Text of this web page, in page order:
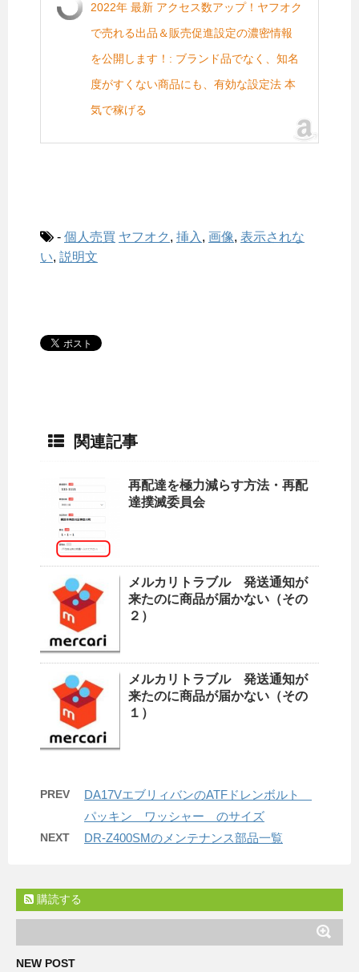
2022年 最新 アクセス数アップ！ヤフオク
で売れる出品＆販売促進設定の濃密情報
を公開します！: ブランド品でなく、知名
度がすくない商品にも、有効な設定法 本
気で稼げる
- 個人売買 ヤフオク , 挿入 , 画像, 表示されな
い, 説明文
関連記事
再配達を極力減らす方法・再配
達撲滅委員会
メルカリトラブル 発送通知が
来たのに商品が届かない（その
２）
メルカリトラブル 発送通知が
来たのに商品が届かない（その
１）
PREV
DA17VエブリィバンのATFドレンボルト
パッキン ワッシャー のサイズ
NEXT DR-Z400SMのメンテナンス部品一覧
購読する
NEW POST